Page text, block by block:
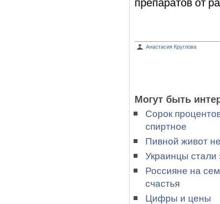
Анастасия Круглова
Могут быть
Сорок
спиртное
Пивной живот
Украинцы стали
Россияне на
счастья
Цифры и цены